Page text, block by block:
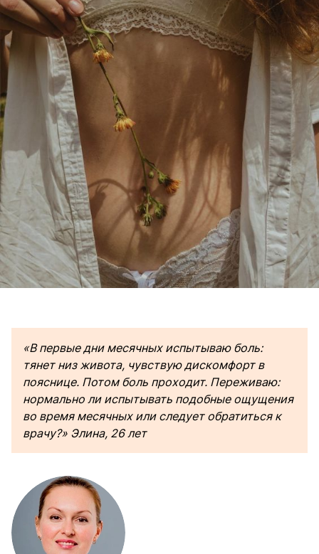
«В первые дни месячных испытываю боль:
тянет низ живота, чувствую дискомфорт в
пояснице. Потом боль проходит. Переживаю:
нормально ли испытывать подобные ощущения
во время месячных или следует обратиться к
врачу?» Элина, 26 лет